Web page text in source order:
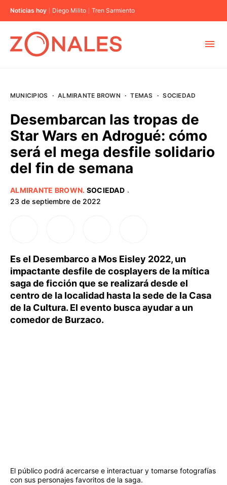
Noticias hoy Diego Milito Tren Sarmiento
BUENOS AIRES
PROVINCIAS
ELECCIONES 2023
MUNICIPIOS · ALMIRANTE BROWN · TEMAS · SOCIEDAD
Desembarcan las tropas de
Star Wars en Adrogué: cómo
será el mega desfile solidario
del fin de semana
ALMIRANTE BROWN. SOCIEDAD ·
23 de septiembre de 2022
Es el Desembarco a Mos Eisley 2022, un
impactante desfile de cosplayers de la mítica
saga de ficción que se realizará desde el
centro de la localidad hasta la sede de la Casa
de la Cultura. El evento busca ayudar a un
comedor de Burzaco.
El público podrá acercarse e interactuar y tomarse fotografías
con sus personajes favoritos de la saga.